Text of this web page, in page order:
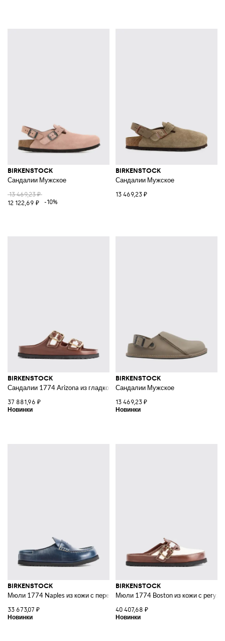
BIRKENSTOCK
Сандалии Мужское
13 469,23 ₽
12 122,69 ₽
-10%
BIRKENSTOCK
Сандалии Мужское
13 469,23 ₽
BIRKENSTOCK
Сандалии 1774 Arizona из гладкой кожи с двойным ремешком
37 881,96 ₽
BIRKENSTOCK
Сандалии Мужское
13 469,23 ₽
BIRKENSTOCK
Мюли 1774 Naples из кожи с перемычкой и круглым носком
33 673,07 ₽
BIRKENSTOCK
Мюли 1774 Boston из кожи с
40 407,68 ₽